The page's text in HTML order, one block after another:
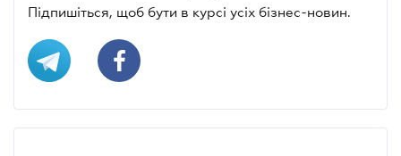
Підпишіться, щоб бути в курсі усіх бізнес-новин.